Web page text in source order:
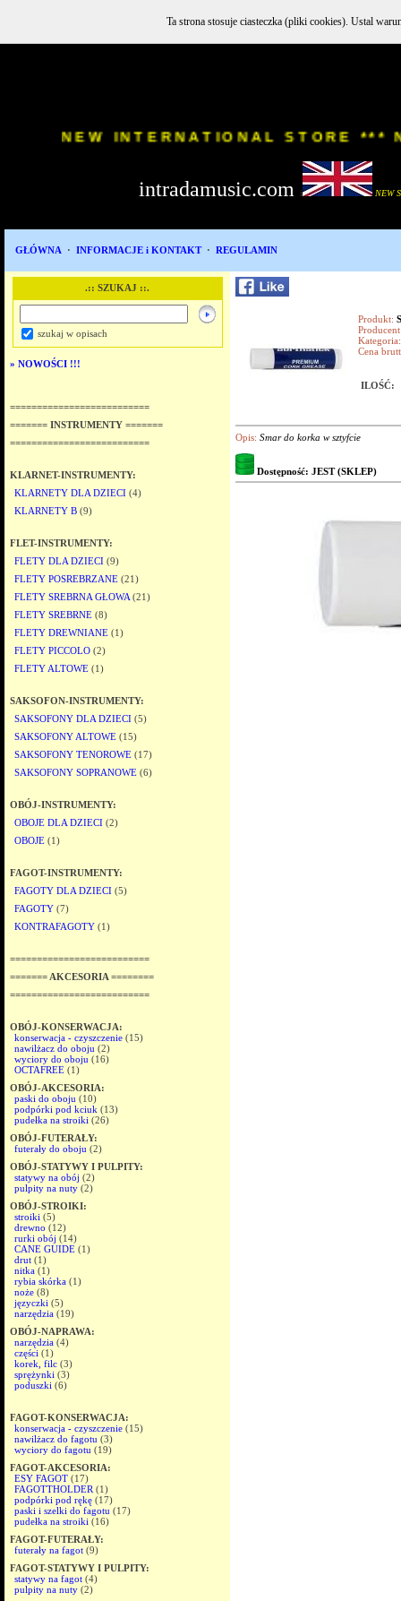
NEW INTERNATIONAL
intradamusic.com i NEW
GŁÓWNA · INFORMACJE i KONTAKT · REGULAMIN
.:: SZUKAJ ::.
szukaj w opisach
» NOWOŚCI !!!
==========================
======= INSTRUMENTY =======
==========================
KLARNET-INSTRUMENTY:
KLARNETY DLA DZIECI (4)
KLARNETY B (9)
FLET-INSTRUMENTY:
FLETY DLA DZIECI (9)
FLETY POSREBRZANE (21)
FLETY SREBRNA GŁOWA (21)
FLETY SREBRNE (8)
FLETY DREWNIANE (1)
FLETY PICCOLO (2)
FLETY ALTOWE (1)
SAKSOFON-INSTRUMENTY:
SAKSOFONY DLA DZIECI (5)
SAKSOFONY ALTOWE (15)
SAKSOFONY TENOROWE (17)
SAKSOFONY SOPRANOWE (6)
OBÓJ-INSTRUMENTY:
OBOJE DLA DZIECI (2)
OBOJE (1)
FAGOT-INSTRUMENTY:
FAGOTY DLA DZIECI (5)
FAGOTY (7)
KONTRAFAGOTY (1)
==========================
======= AKCESORIA ========
==========================
OBÓJ-KONSERWACJA:
konserwacja - czyszczenie (15)
nawilżacz do oboju (2)
wyciory do oboju (16)
OCTAFREE (1)
OBÓJ-AKCESORIA:
paski do oboju (10)
podpórki pod kciuk (13)
pudełka na stroiki (26)
OBÓJ-FUTERAŁY:
futerały do oboju (2)
OBÓJ-STATYWY I PULPITY:
statywy na obój (2)
pulpity na nuty (2)
OBÓJ-STROIKI:
stroiki (5)
drewno (12)
rurki obój (14)
CANE GUIDE (1)
drut (1)
nitka (1)
rybia skórka (1)
noże (8)
języczki (5)
narzędzia (19)
OBÓJ-NAPRAWA:
narzędzia (4)
części (1)
korek, filc (3)
sprężynki (3)
poduszki (6)
FAGOT-KONSERWACJA:
konserwacja - czyszczenie (15)
nawilżacz do fagotu (3)
wyciory do fagotu (19)
FAGOT-AKCESORIA:
ESY FAGOT (17)
FAGOTTHOLDER (1)
podpórki pod rękę (17)
paski i szelki do fagotu (17)
pudełka na stroiki (16)
FAGOT-FUTERAŁY:
futerały na fagot (9)
FAGOT-STATYWY I PULPITY:
statywy na fagot (4)
pulpity na nuty (2)
Produkt:
Kategoria:
Cena
ILOŚĆ:
Opis: Smar do korka w sztyfcie
Dostępność: JEST (SKLEP)
Ta strona stosuje ciasteczka (pliki cookies). Ustal